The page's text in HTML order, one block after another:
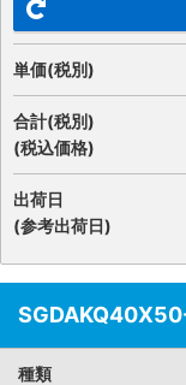
単価(税別)
合計(税別)
(税込価格)
出荷日
(参考出荷日)
種類